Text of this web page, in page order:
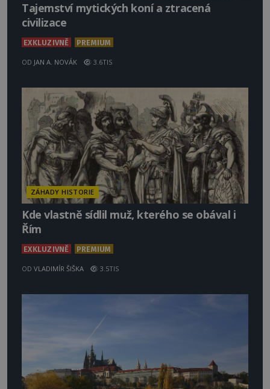
Tajemství mytických koní a ztracená
civilizace
EXKLUZIVNĚ PREMIUM
OD JAN A. NOVÁK 3.6TIS
ZÁHADY HISTORIE
Kde vlastně sídlil muž, kterého se obával i
Řím
EXKLUZIVNĚ PREMIUM
OD VLADIMÍR ŠIŠKA 3.5TIS